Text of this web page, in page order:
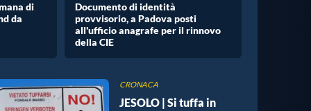
di
da
Documento di identità
provvisorio, a Padova posti
all'ufficio anagrafe per il rinnovo
della CIE
CRONACA
JESOLO | Si tuffa in